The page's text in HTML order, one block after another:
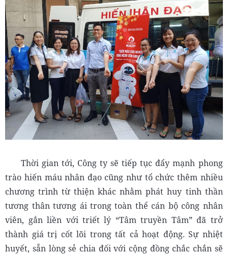
Thời gian tới, Công ty sẽ tiếp tục đẩy mạnh phong
trào hiến máu nhân đạo cũng như tổ chức thêm nhiều
chương trình từ thiện khác nhằm phát huy tinh thần
tương thân tương ái trong toàn thể cán bộ công nhân
viên, gắn liền với triết lý “Tâm truyền Tâm” đã trở
thành giá trị cốt lõi trong tất cả hoạt động. Sự nhiệt
huyết, sẵn lòng sẻ chia đối với cộng đồng chắc chắn sẽ